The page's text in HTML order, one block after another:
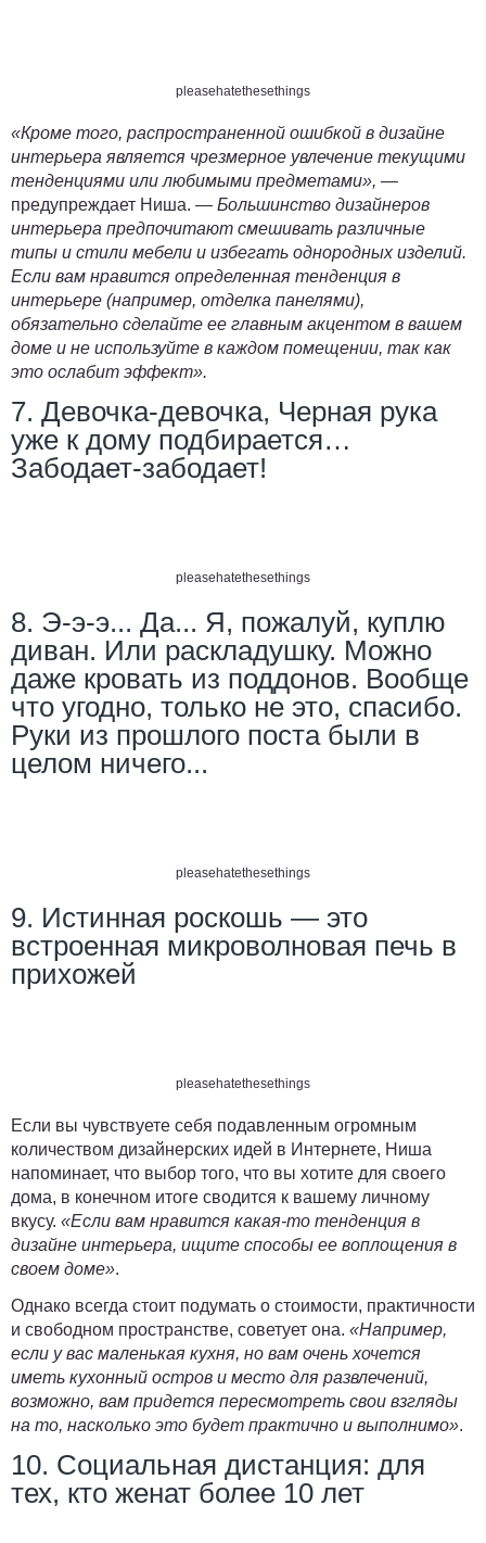
pleasehatethesethings
«Кроме того, распространенной ошибкой в дизайне
интерьера является чрезмерное увлечение текущими
тенденциями или любимыми предметами», —
предупреждает Ниша. — Большинство дизайнеров
интерьера предпочитают смешивать различные
типы и стили мебели и избегать однородных изделий.
Если вам нравится определенная тенденция в
интерьере (например, отделка панелями),
обязательно сделайте ее главным акцентом в вашем
доме и не используйте в каждом помещении, так как
это ослабит эффект».
7. Девочка-девочка, Черная рука
уже к дому подбирается…
Забодает-забодает!
pleasehatethesethings
8. Э-э-э... Да... Я, пожалуй, куплю
диван. Или раскладушку. Можно
даже кровать из поддонов. Вообще
что угодно, только не это, спасибо.
Руки из прошлого поста были в
целом ничего...
pleasehatethesethings
9. Истинная роскошь — это
встроенная микроволновая печь в
прихожей
pleasehatethesethings
Если вы чувствуете себя подавленным огромным
количеством дизайнерских идей в Интернете, Ниша
напоминает, что выбор того, что вы хотите для своего
дома, в конечном итоге сводится к вашему личному
вкусу. «Если вам нравится какая-то тенденция в
дизайне интерьера, ищите способы ее воплощения в
своем доме».
Однако всегда стоит подумать о стоимости, практичности
и свободном пространстве, советует она. «Например,
если у вас маленькая кухня, но вам очень хочется
иметь кухонный остров и место для развлечений,
возможно, вам придется пересмотреть свои взгляды
на то, насколько это будет практично и выполнимо».
10. Социальная дистанция: для
тех, кто женат более 10 лет